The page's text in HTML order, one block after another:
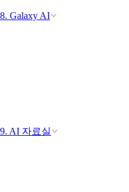
8. Galaxy AI
9. AI 자료실